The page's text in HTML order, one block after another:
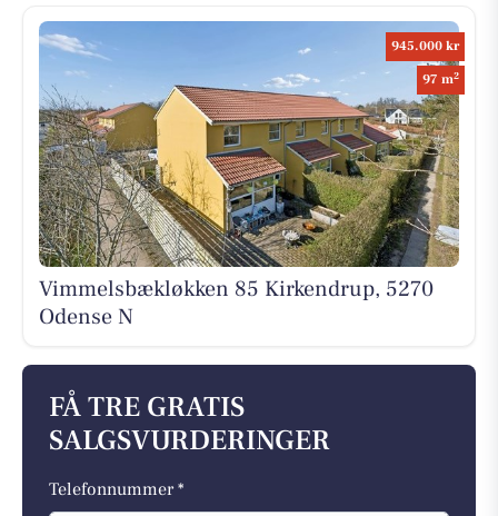
945.000 kr
97 m2
Vimmelsbækløkken 85 Kirkendrup, 5270
Odense N
FÅ TRE GRATIS
SALGSVURDERINGER
Telefonnummer *